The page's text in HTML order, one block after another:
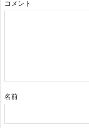
コメント
名前